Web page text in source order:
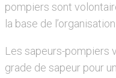
pompiers sont
la base de
Les sapeurs-pompiers
grade de sapeur pour